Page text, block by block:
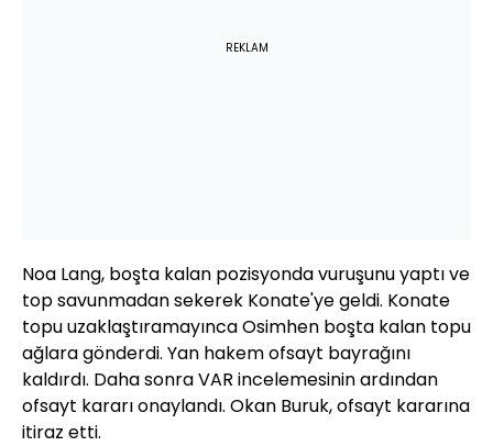
REKLAM
Noa Lang, boşta kalan pozisyonda vuruşunu yaptı ve
top savunmadan sekerek Konate'ye geldi. Konate
topu uzaklaştıramayınca Osimhen boşta kalan topu
ağlara gönderdi. Yan hakem ofsayt bayrağını
kaldırdı. Daha sonra VAR incelemesinin ardından
ofsayt kararı onaylandı. Okan Buruk, ofsayt kararına
itiraz etti.